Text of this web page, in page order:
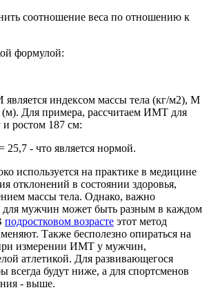
соотношение веса по отношению к
формулой:
индексом массы тела (кг/м2), М
(м). Для примера, рассчитаем ИМТ для
ростом 187 см:
25,7 - что является нормой.
используется на практике в медицине
отклонений в состоянии здоровья,
массы тела. Однако, важно
мужчин может быть разным в каждом
подростковом возрасте этот метод
Также бесполезно опираться на
измерении ИМТ у мужчин,
атлетикой. Для развивающегося
всегда будут ниже, а для спортсменов
- выше.